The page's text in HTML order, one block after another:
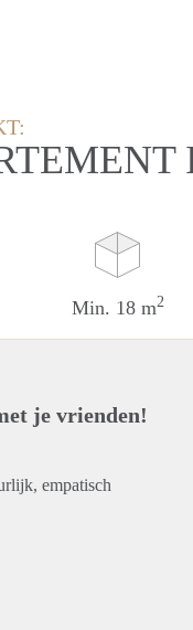
Min. 18 m2
je vrienden!
empatisch